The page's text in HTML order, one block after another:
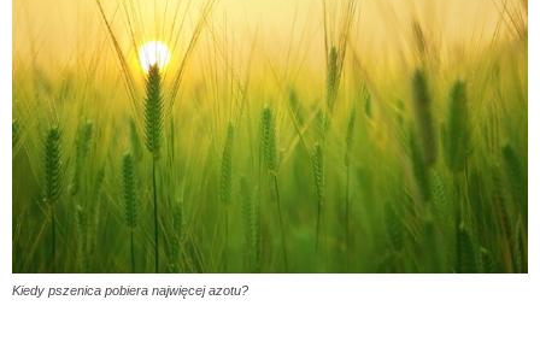
Kiedy pszenica pobiera najwięcej azotu?